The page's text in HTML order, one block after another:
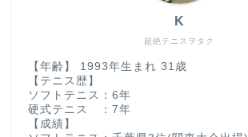
超絶テニスヲタク
K
【年齢】 1993年生まれ 31歳
【テニス歴】
ソフトテニス：6年
硬式テニス ：7年
【成績】